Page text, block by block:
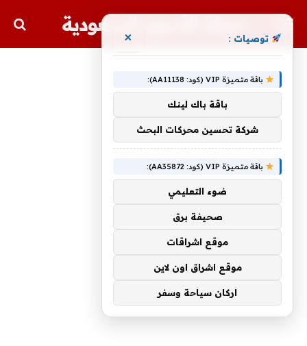
مجلة الأسهم السعودية
توصيات : ×
باقة متميزة VIP (كود: AA11138):
باقة باك لينك
شركة تحسين محركات البحث
باقة متميزة VIP (كود: AA35872):
ضوء التعليمي
صحيفة برق
موقع اشراقات
موقع اشراق اون لاين
اركان سياحة وسفر